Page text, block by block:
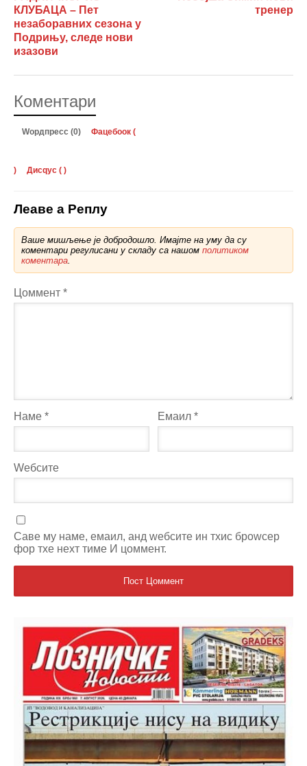
КЛУБАЦА – Пет
незаборавних сезона у
Подрињу, следе нови
изазови
тренер
Коментари
Wордпресс (0) Фацебоок (
) Дисqус ( )
Леаве а Реплy
Ваше мишљење је добродошло. Имајте на уму да су
коментари регулисани у складу са нашом политиком
коментара.
Цоммент *
Наме * Емаил*
Wебсите
Саве мy наме, емаил, анд wебсите ин тхис броwсер
фор тхе неxт тиме И цоммент.